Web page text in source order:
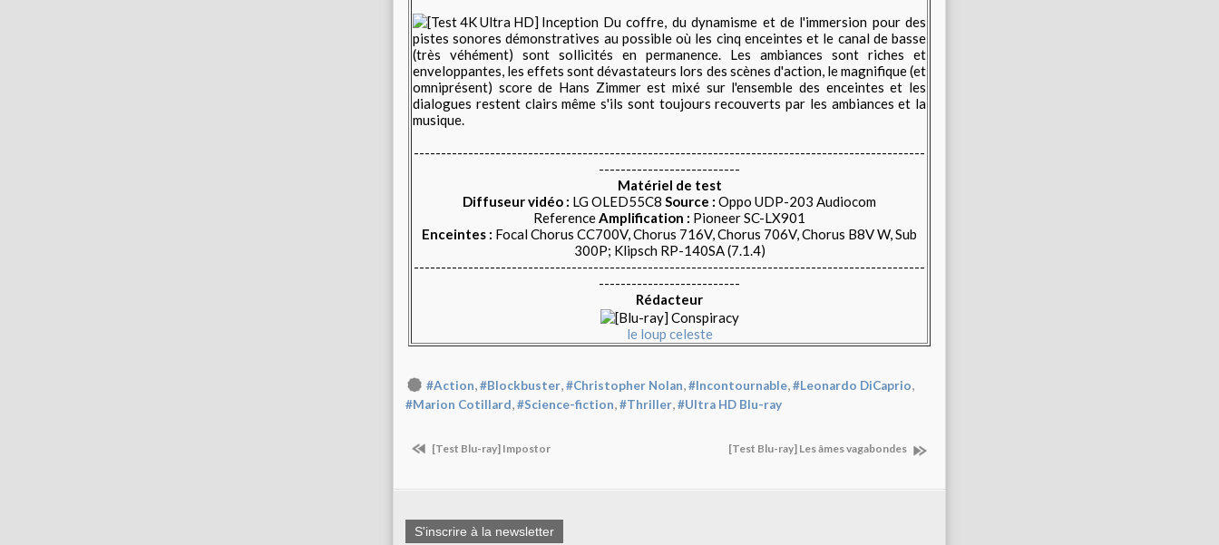
Du coffre, du dynamisme et de l'immersion pour des
pistes sonores démonstratives au possible où les cinq enceintes et le canal de basse
(très véhément) sont sollicités en permanence. Les ambiances sont riches et
enveloppantes, les effets sont dévastateurs lors des scènes d'action, le magnifique (et
omniprésent) score de Hans Zimmer est mixé sur l'ensemble des enceintes et les
dialogues restent clairs même s'ils sont toujours recouverts par les ambiances et la
musique.
----------------------------------------------------------------------------------------------
--------------------------
Matériel de test
Diffuseur vidéo : LG OLED55C8 Source : Oppo UDP-203 Audiocom
ReferenceAmplification : Pioneer SC-LX901
Enceintes : Focal Chorus CC700V, Chorus 716V, Chorus 706V, Chorus B8V W, Sub
300P; Klipsch RP-140SA (7.1.4)
----------------------------------------------------------------------------------------------
--------------------------
Rédacteur
le loup celeste
#Action,#Blockbuster,#Christopher Nolan,#Incontournable,#Leonardo DiCaprio,
#Marion Cotillard,#Science-fiction,#Thriller,#Ultra HD Blu-ray
[Test Blu-ray] Impostor [Test Blu-ray] Les âmes vagabondes
S'inscrire à la newsletter